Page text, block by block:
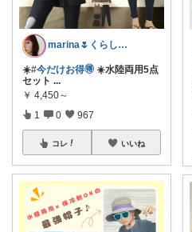
marina🌷くらしとおしゃれ🏠💄
☀️#今だけお得🉐 ☀️水陸両用5点
セット ...
￥ 4,450～
1 0 967
コレ いいね